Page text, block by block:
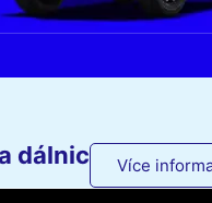
dálnic Více